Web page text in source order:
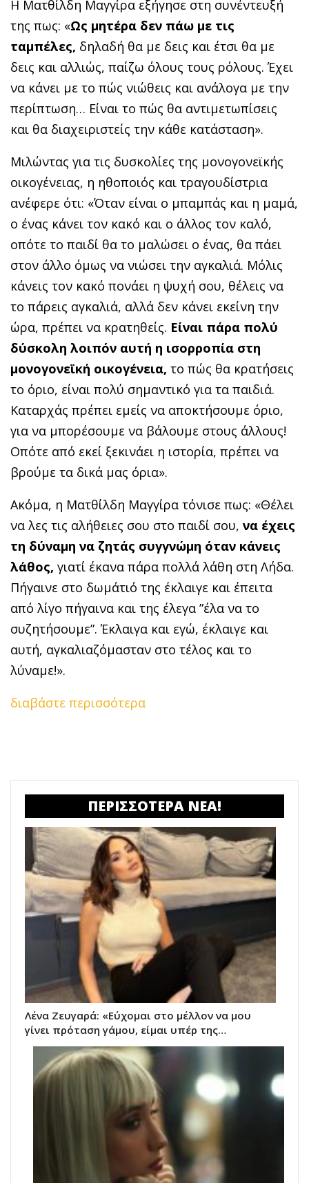
Η Ματθίλδη Μαγγίρα εξήγησε στη συνέντευξή
της πως: «Ως μητέρα δεν πάω με τις
ταμπέλες, δηλαδή θα με δεις και έτσι θα με
δεις και αλλιώς, παίζω όλους τους ρόλους. Έχει
να κάνει με το πώς νιώθεις και ανάλογα με την
περίπτωση… Είναι το πώς θα αντιμετωπίσεις
και θα διαχειριστείς την κάθε κατάσταση».
Μιλώντας για τις δυσκολίες της μονογονεϊκής
οικογένειας, η ηθοποιός και τραγουδίστρια
ανέφερε ότι: «Όταν είναι ο μπαμπάς και η μαμά,
ο ένας κάνει τον κακό και ο άλλος τον καλό,
οπότε το παιδί θα το μαλώσει ο ένας, θα πάει
στον άλλο όμως να νιώσει την αγκαλιά. Μόλις
κάνεις τον κακό πονάει η ψυχή σου, θέλεις να
το πάρεις αγκαλιά, αλλά δεν κάνει εκείνη την
ώρα, πρέπει να κρατηθείς. Είναι πάρα πολύ
δύσκολη λοιπόν αυτή η ισορροπία στη
μονογονεϊκή οικογένεια, το πώς θα κρατήσεις
το όριο, είναι πολύ σημαντικό για τα παιδιά.
Καταρχάς πρέπει εμείς να αποκτήσουμε όριο,
για να μπορέσουμε να βάλουμε στους άλλους!
Οπότε από εκεί ξεκινάει η ιστορία, πρέπει να
βρούμε τα δικά μας όρια».
Ακόμα, η Ματθίλδη Μαγγίρα τόνισε πως: «Θέλει
να λες τις αλήθειες σου στο παιδί σου, να έχεις
τη δύναμη να ζητάς συγγνώμη όταν κάνεις
λάθος, γιατί έκανα πάρα πολλά λάθη στη Λήδα.
Πήγαινε στο δωμάτιό της έκλαιγε και έπειτα
από λίγο πήγαινα και της έλεγα ”έλα να το
συζητήσουμε”. Έκλαιγα και εγώ, έκλαιγε και
αυτή, αγκαλιαζόμασταν στο τέλος και το
λύναμε!».
διαβάστε περισσότερα
ΠΕΡΙΣΣΟΤΕΡΑ ΝΕΑ!
Λένα Ζευγαρά: «Εύχομαι στο μέλλον να μου
γίνει πρόταση γάμου, είμαι υπέρ της…